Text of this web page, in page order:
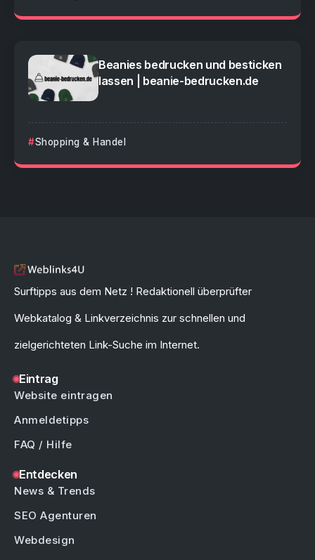
Beanies bedrucken und besticken
lassen | beanie-bedrucken.de
Shopping & Handel
Surftipps aus dem Netz ! Redaktionell überprüfter
Webkatalog & Linkverzeichnis zur schnellen und
zielgerichteten Link-Suche im Internet.
Eintrag
Website eintragen
Anmeldetipps
FAQ / Hilfe
Entdecken
News & Trends
SEO Agenturen
Webdesign